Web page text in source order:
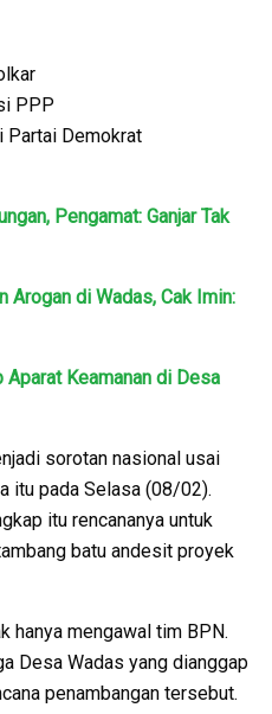
PPP
Partai Demokrat
Pengamat: Ganjar Tak
Arogan di Wadas, Cak Imin:
Keamanan di Desa
sorotan nasional usai
itu pada Selasa (08/02).
itu rencananya untuk
batu andesit proyek
hanya mengawal tim BPN.
Desa Wadas yang dianggap
penambangan tersebut.